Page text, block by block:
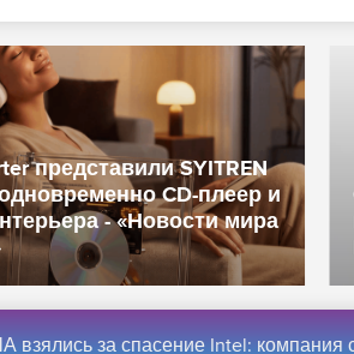
представили SYITREN
CD-плеер и
- «Новости мира
за спасение Intel: компания стала частично государственной - «Новости